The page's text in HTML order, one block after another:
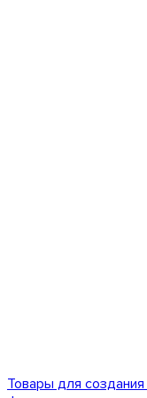
Товары для